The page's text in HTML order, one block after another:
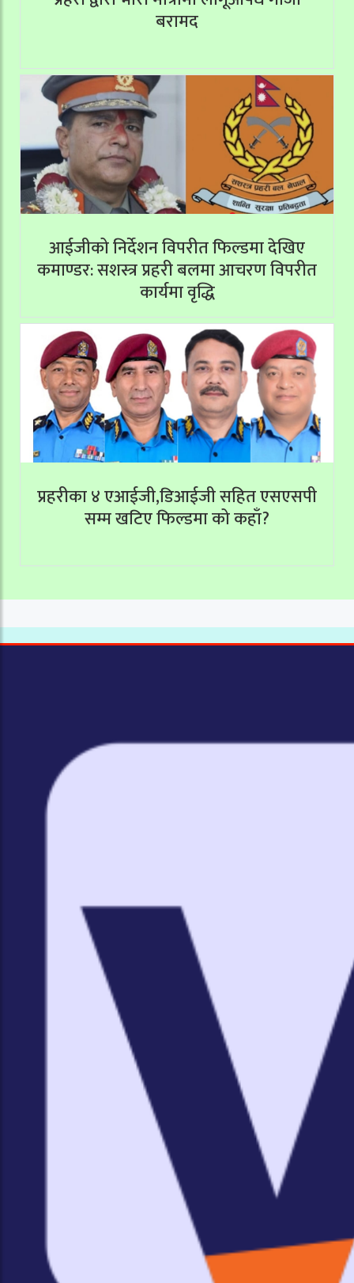
बरामद
आईजीको निर्देशन विपरीत फिल्डमा देखिए
कमाण्डर: सशस्त्र प्रहरी बलमा आचरण विपरीत
कार्यमा वृद्धि
प्रहरीका ४ एआईजी,डिआईजी सहित एसएसपी
सम्म खटिए फिल्डमा को कहाँ?